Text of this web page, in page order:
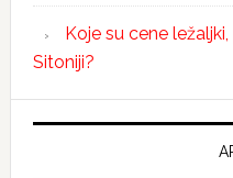
Koje su cene
Sitoniji?